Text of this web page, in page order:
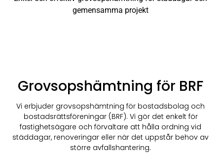
gemensamma projekt
Grovsopshämtning för BRF
Vi erbjuder grovsopshämtning för bostadsbolag och
bostadsrättsföreningar (BRF). Vi gör det enkelt för
fastighetsägare och förvaltare att hålla ordning vid
städdagar, renoveringar eller när det uppstår behov av
större avfallshantering.